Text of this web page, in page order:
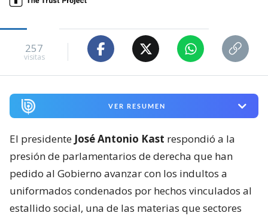
257
visitas
VER RESUMEN
El presidente José Antonio Kast respondió a la
presión de parlamentarios de derecha que han
pedido al Gobierno avanzar con los indultos a
uniformados condenados por hechos vinculados al
estallido social, una de las materias que sectores